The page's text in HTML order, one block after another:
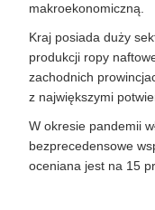
makroekonomiczną.
Kraj posiada duży
produkcji ropy
zachodnich
z największymi
W okresie pandemii
bezprecedensowe
oceniana jest na 15